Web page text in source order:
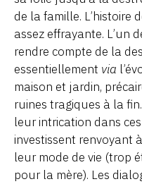
de la famille. L’histoire
assez effrayante. L’un
rendre compte de la
essentiellement via
maison et jardin,
ruines tragiques à la
leur intrication dans
investissent renvoyant
leur mode de vie (trop
pour la mère). Les